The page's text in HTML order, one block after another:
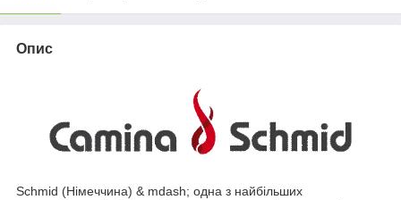
Опис
Schmid (Німеччина) & mdash; одна з найбільших